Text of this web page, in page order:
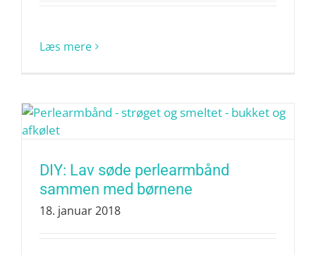
Læs mere
DIY: Lav søde perlearmbånd
sammen med børnene
18. januar 2018